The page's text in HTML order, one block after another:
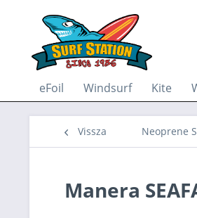
eFoil Windsurf Kite
Vissza Neoprene
Manera